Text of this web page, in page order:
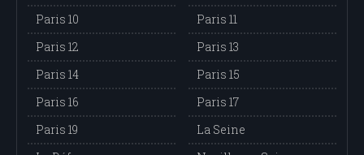
Paris 10
Paris 11
Paris 12
Paris 13
Paris 14
Paris 15
Paris 16
Paris 17
Paris 19
La Seine